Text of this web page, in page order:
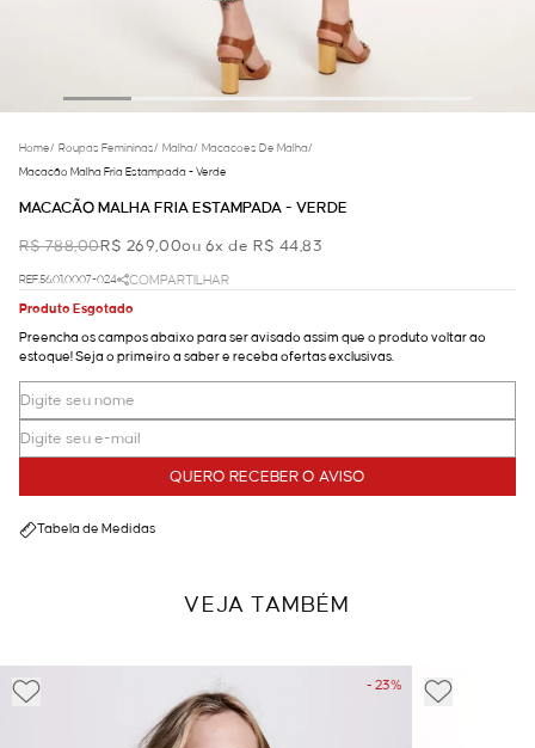
Home/ Roupas Femininas/ Malha/ Macacoes De Malha/
Macacão Malha Fria Estampada - Verde
MACACÃO MALHA FRIA ESTAMPADA - VERDE
R$ 788,00R$ 269,00ou 6x de R$ 44,83
REF.56.01.0007-024
COMPARTILHAR
Produto Esgotado
Preencha os campos abaixo para ser avisado assim que o produto voltar ao
estoque! Seja o primeiro a saber e receba ofertas exclusivas.
QUERO RECEBER O AVISO
Tabela de Medidas
VEJA TAMBÉM
- 23%